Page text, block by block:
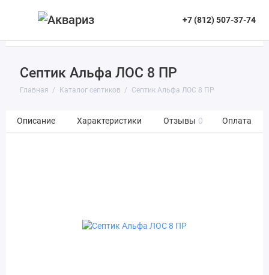
+7 (812) 507-37-74
Септик Альфа ЛОС 8 ПР
Главная Каталог септиков Септик Альфа ЛОС 8 ПР
Описание Характеристики Отзывы 0 Оплата